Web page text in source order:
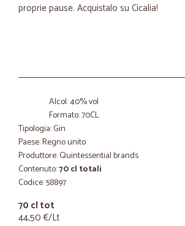
proprie pause. Acquistalo su Cicalia!
Alcol: 40% vol
Formato: 70CL
Tipologia: Gin
Paese: Regno unito
Produttore: Quintessential brands
Contenuto:70 cl totali
Codice: 58897
70 cl tot
44,50 €/Lt